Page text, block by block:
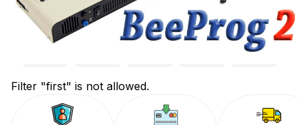
Filter "first" is not allowed.